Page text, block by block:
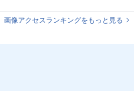
画像アクセスランキングをもっと見る